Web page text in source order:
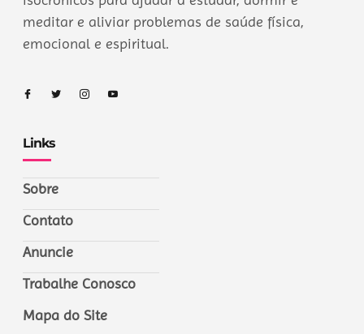
meditar e aliviar problemas de saúde física,
emocional e espiritual.
Links
Sobre
Contato
Anuncie
Trabalhe Conosco
Mapa do Site